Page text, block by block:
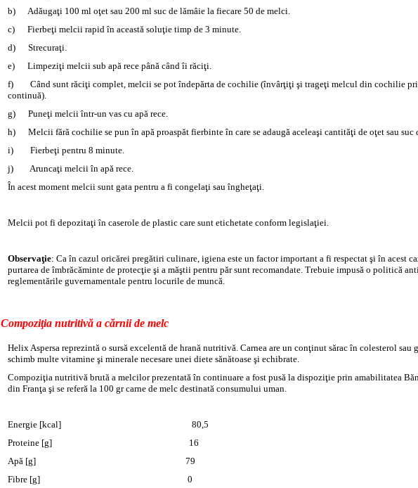
b) Adăugaţi 100 ml oţet sau 200 ml suc de lămâie la fiecare 50 de melci.
c) Fierbeţi melcii rapid în această soluţie timp de 3 minute.
d) Strecuraţi.
e) Limpeziţi melcii sub apă rece până când îi răciţi.
f) Când sunt răciţi complet, melcii se pot îndepărta de cochilie (învârţiţi şi trageţi melcul din cochilie
continuă).
g) Puneţi melcii într-un vas cu apă rece.
h) Melcii fără cochilie se pun în apă proaspăt fierbinte în care se adaugă aceleaşi cantităţi de oţet sau suc
i) Fierbeţi pentru 8 minute.
j) Aruncaţi melcii în apă rece.
În acest moment melcii sunt gata pentru a fi congelaţi sau îngheţaţi.
Melcii pot fi depozitaţi în caserole de plastic care sunt etichetate conform legislaţiei.
Observaţie: Ca în cazul oricărei pregătiri culinare, igiena este un factor important a fi respectat şi în acest
purtarea de îmbrăcăminte de protecţie şi a măştii pentru păr sunt recomandate. Trebuie impusă o politică
reglementările guvernamentale pentru locurile de muncă.
Compoziţia nutritivă a cărnii de melc
Helix Aspersa reprezintă o sursă excelentă de hrană nutritivă. Carnea are un conţinut sărac în colesterol
schimb multe vitamine şi minerale necesare unei diete sănătoase şi echibrate.
Compoziţia nutritivă brută a melcilor prezentată în continuare a fost pusă la dispoziţie prin amabilitatea
din Franţa şi se referă la 100 gr carne de melc destinată consumului uman.
Energie [kcal] 80,5
Proteine [g] 16
Apă [g] 79
Fibre [g] 0